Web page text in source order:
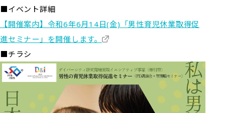
■イベント詳細
【開催案内】令和6年6月14日(金)「男性育児休業取得促
進セミナー」を開催します。
■チラシ